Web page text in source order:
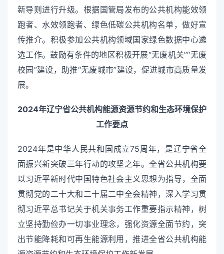
新导则进行升级。根据国管局发布的公共机构能效领
跑者、水效领跑者、绿色低碳公共机构名单，做好宣
传推介。积极参加公共机构领域国家绿色数据中心遴
选工作。鼓励有条件的地区积极开展“无废机关”“无废
校园”建设，助推“无废城市”建设，促进城市高质量发
展。
2024年辽宁省公共机构能源资源节约和生态环境保护
工作要点
2024年是中华人民共和国成立75周年，是辽宁省全
面振兴新突破三年行动的攻坚之年。全省公共机构要
以习近平新时代中国特色社会主义思想为指导，全面
贯彻党的二十大和二十届二中全会精神，深入学习贯
彻习近平总书记关于机关事务工作重要指示精神，树
立坚持勤俭办一切事业理念，强化资源全面节约，突
出节能降耗和可再生能源利用，推进全省公共机构能